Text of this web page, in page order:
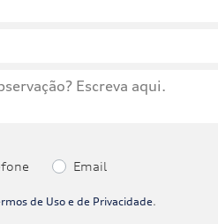
Email
de Uso e de Privacidade.